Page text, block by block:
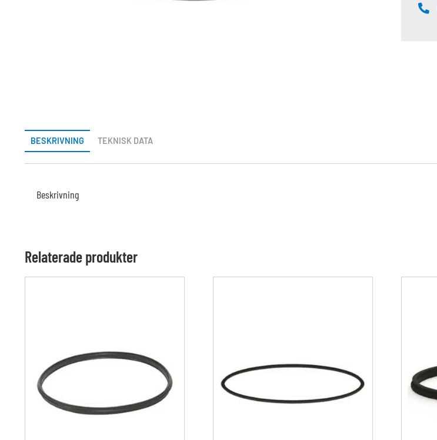
BESKRIVNING TEKNISK DATA
Beskrivning
Relaterade produkter